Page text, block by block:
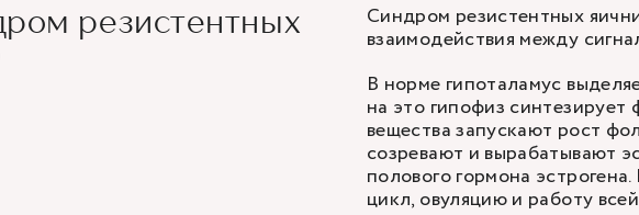
резистентных
Синдром резистентных
взаимодействия между
В норме гипоталамус
на это гипофиз
вещества запускают рост
созревают и вырабатывают
полового гормона
цикл, овуляцию и работу